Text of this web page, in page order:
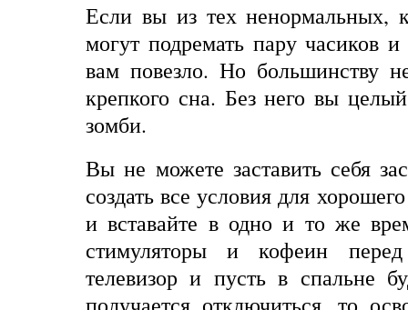
Если вы из тех ненормальных,
могут подремать пару часиков и
вам повезло. Но большинству
крепкого сна. Без него вы
зомби.
Вы не можете заставить себя
создать все условия для
и вставайте в одно и то же
стимуляторы и кофеин
телевизор и пусть в спальне